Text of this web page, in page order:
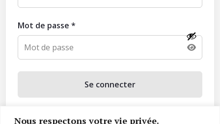
Nous respectons votre vie privée.
Mot de passe *
Se connecter